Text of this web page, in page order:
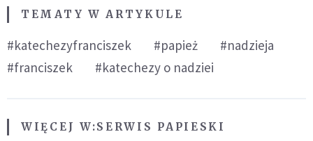
TEMATY W ARTYKULE
#katechezyfranciszek #papież
#nadzieja
#franciszek
#katechezy o nadziei
WIĘCEJ W:SERWIS PAPIESKI